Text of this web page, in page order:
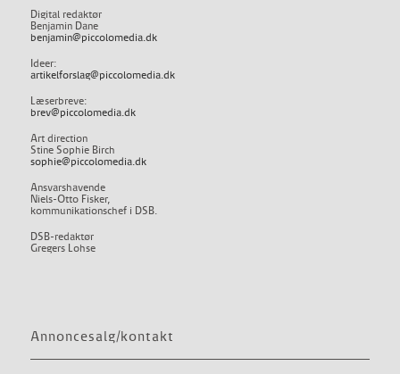
Digital redaktør
Benjamin Dane
benjamin@piccolomedia.dk
Ideer:
artikelforslag@piccolomedia.dk
Læserbreve:
brev@piccolomedia.dk
Art direction
Stine Sophie Birch
sophie@piccolomedia.dk
Ansvarshavende
Niels-Otto Fisker,
kommunikationschef i DSB.
DSB-redaktør
Gregers Lohse
Annoncesalg/kontakt